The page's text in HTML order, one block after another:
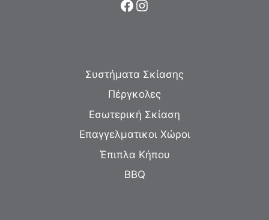
Facebook
Instagram
Συστήματα Σκίασης
Πέργκολες
Εσωτερική Σκίαση
Επαγγελματικοι Χώροι
Έπιπλα Κήπου
BBQ